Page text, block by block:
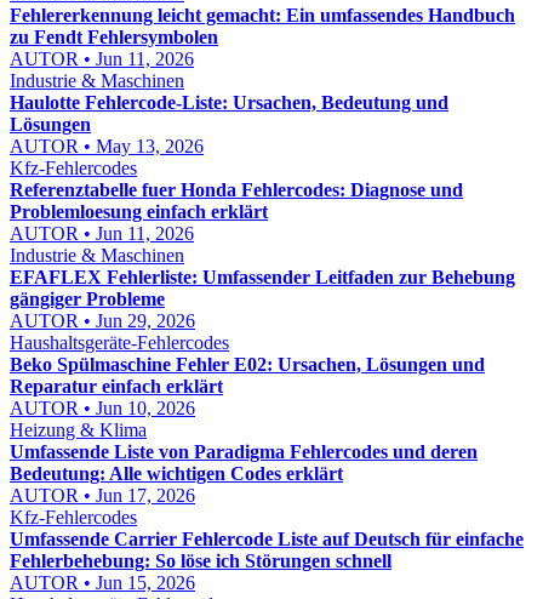
Fehlererkennung leicht gemacht: Ein umfassendes Handbuch
zu Fendt Fehlersymbolen
AUTOR • Jun 11, 2026
Industrie & Maschinen
Haulotte Fehlercode-Liste: Ursachen, Bedeutung und
Lösungen
AUTOR • May 13, 2026
Kfz-Fehlercodes
Referenztabelle fuer Honda Fehlercodes: Diagnose und
Problemloesung einfach erklärt
AUTOR • Jun 11, 2026
Industrie & Maschinen
EFAFLEX Fehlerliste: Umfassender Leitfaden zur Behebung
gängiger Probleme
AUTOR • Jun 29, 2026
Haushaltsgeräte-Fehlercodes
Beko Spülmaschine Fehler E02: Ursachen, Lösungen und
Reparatur einfach erklärt
AUTOR • Jun 10, 2026
Heizung & Klima
Umfassende Liste von Paradigma Fehlercodes und deren
Bedeutung: Alle wichtigen Codes erklärt
AUTOR • Jun 17, 2026
Kfz-Fehlercodes
Umfassende Carrier Fehlercode Liste auf Deutsch für einfache
Fehlerbehebung: So löse ich Störungen schnell
AUTOR • Jun 15, 2026